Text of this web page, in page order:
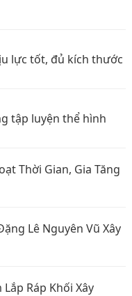
lực tốt, đủ kích thước
tập luyện thể hình
Thời Gian, Gia Tăng
Lê Nguyên Vũ Xây
Ráp Khối Xây